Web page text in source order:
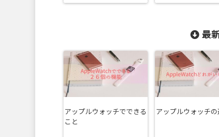
最
アップルウォッチでできる
こと
アップルウォッチ